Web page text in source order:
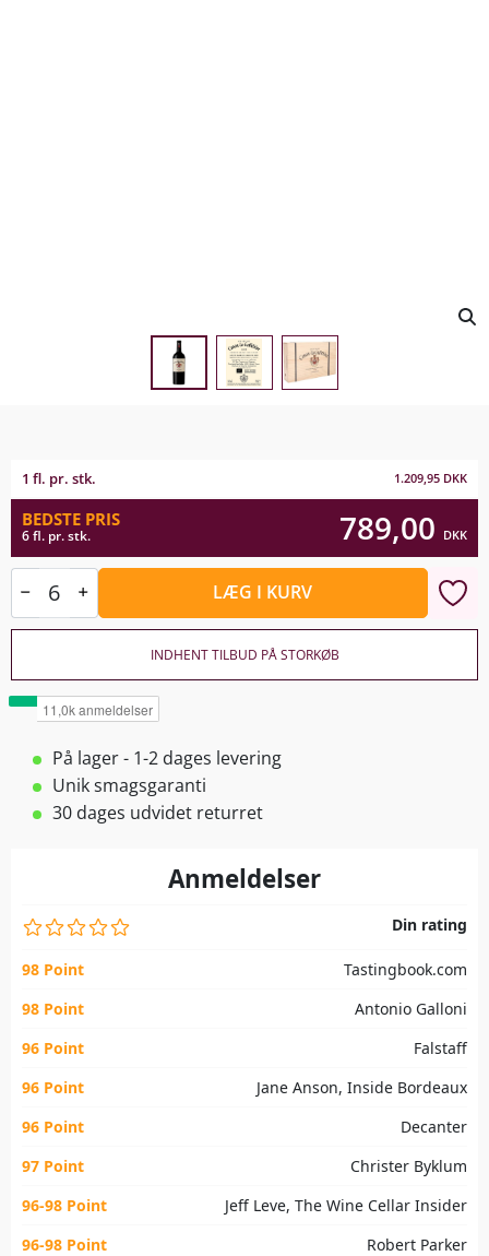
1 fl. pr. stk. 1.209,95 DKK
BEDSTE PRIS
6 fl. pr. stk. 789,00 DKK
LÆG I KURV
INDHENT TILBUD PÅ STORKØB
På lager - 1-2 dages levering
Unik smagsgaranti
30 dages udvidet returret
Anmeldelser
Din rating
98 Point
Tastingbook.com
98 Point
Antonio Galloni
96 Point
Falstaff
96 Point
Jane Anson, Inside Bordeaux
96 Point
Decanter
97 Point
Christer Byklum
96-98 Point
Jeff Leve, The Wine Cellar Insider
96-98 Point
Robert Parker